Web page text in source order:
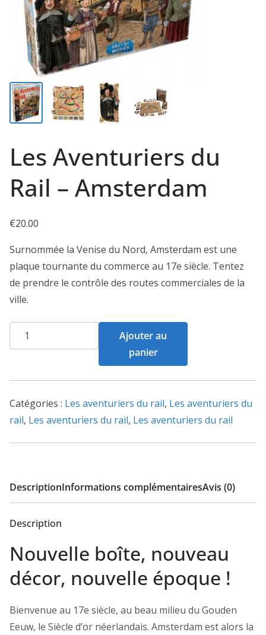
Les Aventuriers du
Rail – Amsterdam
€20.00
Surnommée la Venise du Nord, Amsterdam est une
plaque tournante du commerce au 17e siècle. Tentez
de prendre le contrôle des routes commerciales de la
ville.
quantité
de
Aventuriers
Amsterdam
Ajouter au
panier
Catégories : Les aventuriers du rail, Les aventuriers du
rail, Les aventuriers du rail, Les aventuriers du rail
DescriptionInformations complémentairesAvis (0)
Description
Nouvelle boîte, nouveau
décor, nouvelle époque !
Bienvenue au 17e siècle, au beau milieu du Gouden
Eeuw, le Siècle d’or néerlandais. Amsterdam est alors la